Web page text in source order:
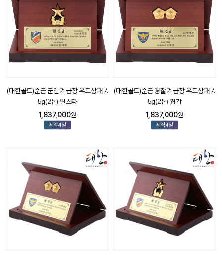
(대한골드)순금 군인 계급장 우드상패 7.
5g(2돈) 원스타
1,837,000원
(대한골드)순금 경찰 계급장 우드상패 7.
5g(2돈) 경감
1,837,000원